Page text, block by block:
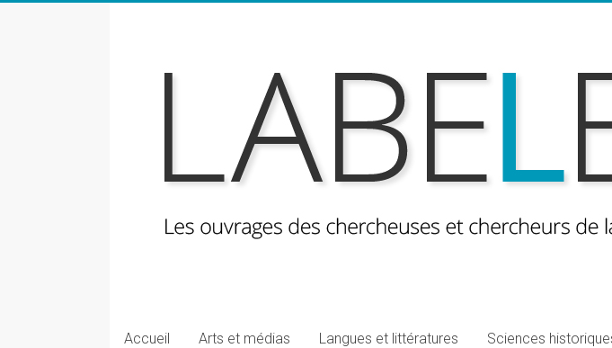
LesAccueil Arts et médias Langues et littératures Sciences